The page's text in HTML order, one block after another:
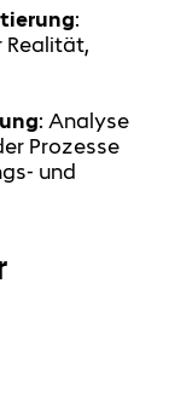
:
Realität,
: Analyse
Prozesse
und